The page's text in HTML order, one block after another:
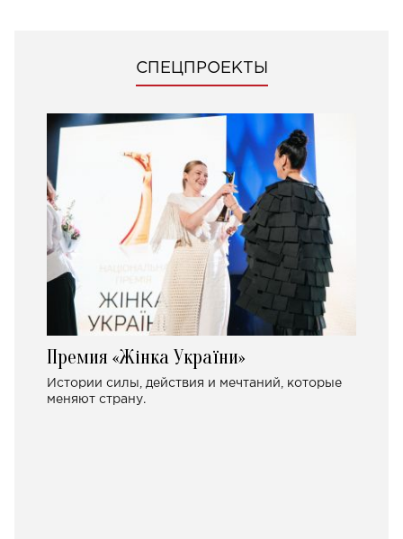
СПЕЦПРОЕКТЫ
Премия «Жінка України»
Истории силы, действия и мечтаний, которые
меняют страну.